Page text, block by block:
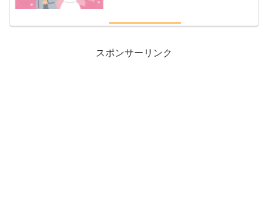
イナスにも変わっていくさて明日でほぼ
スポンサーリンク